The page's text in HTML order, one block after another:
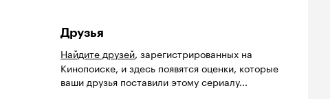
Друзья
Найдите друзей, зарегистрированных на
Кинопоиске, и здесь появятся оценки, которые
ваши друзья поставили этому сериалу...